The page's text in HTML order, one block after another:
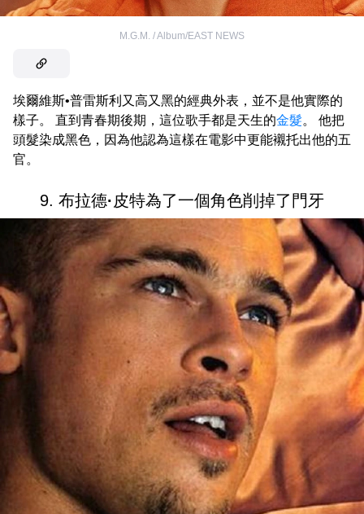
M.G.M. / Album/EAST NEWS
埃爾維斯•普雷斯利又高又黑的經典外表，並不是他實際的
樣子。 直到青春期後期，這位歌手都是天生的金髮。 他把
頭髮染成黑色，因為他認為這樣在電影中更能襯托出他的五
官。
9. 布拉德· 皮特為了一個角色削掉了門牙